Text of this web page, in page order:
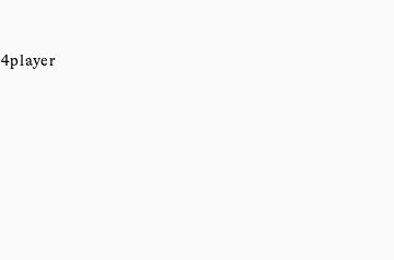
4player